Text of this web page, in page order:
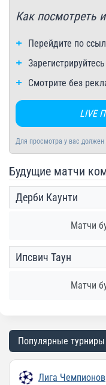
Как посмотреть
Перейдите по
Зарегистрируйтесь
Смотрите без
LIVE
Для просмотра у вас должен
Будущие матчи
Дерби Каунти
Матчи
Ипсвич Таун
Матчи
Популярные турниры
Лига Чемпионов